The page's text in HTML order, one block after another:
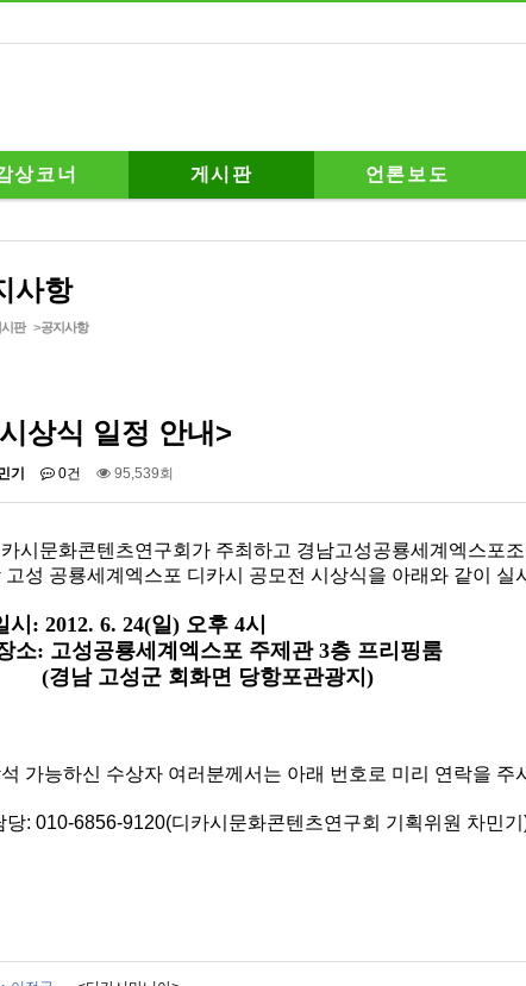
상코너 게시판 언론보도
사항
판 >공지사항
상식 일정 안내>
기 0건 95,539회
시문화콘텐츠연구회가 주최하고 경남고성공룡세계엑스포
고성 공룡세계엑스포 디카시 공모전 시상식을 아래와 같이 실
시: 2012. 6. 24(일) 오후 4시
소: 고성공룡세계엑스포 주제관 3층 프리핑룸
남 고성군 회화면 당항포관광지)
가능하신 수상자 여러분께서는 아래 번호로 미리 연락을 주
당: 010-6856-9120(디카시문화콘텐츠연구회 기획위원 차민